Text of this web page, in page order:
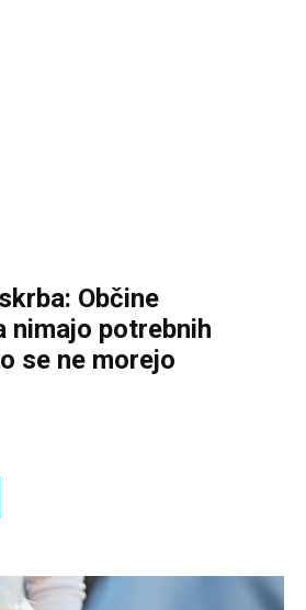
Občine
nimajo potrebnih
se ne morejo